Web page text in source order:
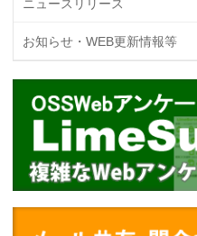
ニュースリリース
お知らせ・WEB更新情報等